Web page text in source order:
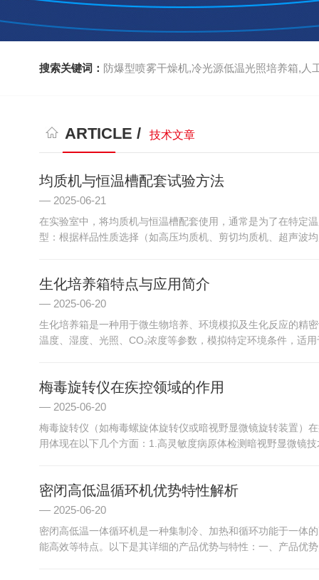
搜索关键词： 防爆型喷雾干燥机,冷光源低温光照培养箱,人
ARTICLE / 技术文章
均质机与恒温槽配套试验方法
2025-06-21
在实验室中，将均质机与恒温槽配套使用，通常是为了在特定
型：根据样品性质选择（如高压均质机、剪切均质机、超声波
生化培养箱特点与应用简介
2025-06-20
生化培养箱是一种用于微生物培养、环境模拟及生化反应的精
温度、湿度、光照、CO₂浓度等参数，模拟特定环境条件，适
梅毒旋转仪在疾控领域的作用
2025-06-20
梅毒旋转仪（如梅毒螺旋体旋转仪或暗视野显微镜旋转装置）
用体现在以下几个方面：1.高灵敏度病原体检测暗视野显微镜
密闭高低温循环机优势特性解析
2025-06-20
密闭高低温一体循环机是一种集制冷、加热和循环功能于一体
能高效等特点。以下是其详细的产品优势与特性：一、产品